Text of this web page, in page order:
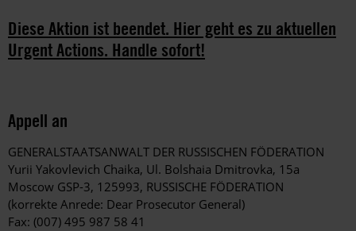
Diese Aktion ist beendet. Hier geht es zu aktuellen
Urgent Actions. Handle sofort!
Appell an
GENERALSTAATSANWALT DER RUSSISCHEN FÖDERATION
Yurii Yakovlevich Chaika, Ul. Bolshaia Dmitrovka, 15a
Moscow GSP-3, 125993, RUSSISCHE FÖDERATION
(korrekte Anrede: Dear Prosecutor General)
Fax: (007) 495 987 58 41